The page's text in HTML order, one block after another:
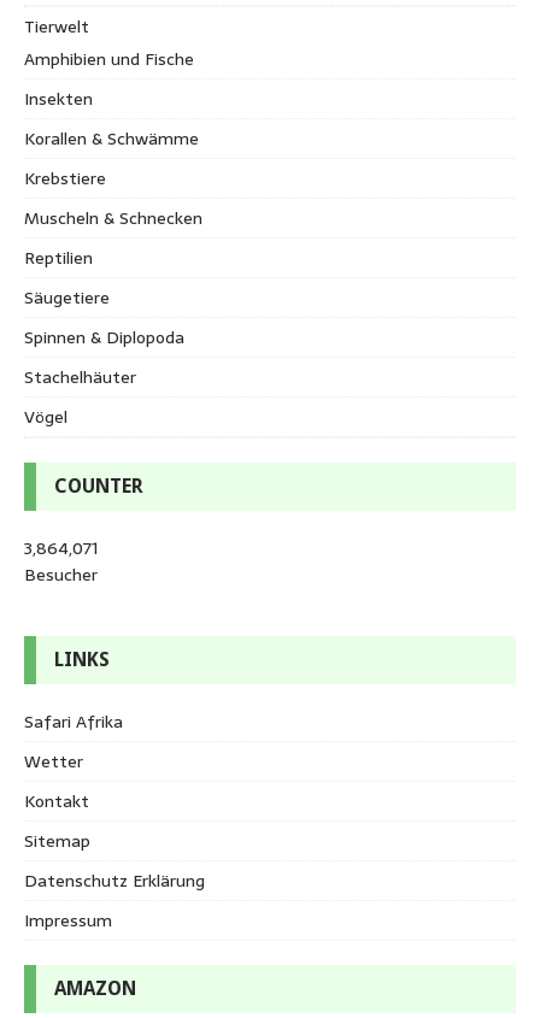
Tierwelt
Amphibien und Fische
Insekten
Korallen & Schwämme
Krebstiere
Muscheln & Schnecken
Reptilien
Säugetiere
Spinnen & Diplopoda
Stachelhäuter
Vögel
COUNTER
3,864,071
Besucher
LINKS
Safari Afrika
Wetter
Kontakt
Sitemap
Datenschutz Erklärung
Impressum
AMAZON